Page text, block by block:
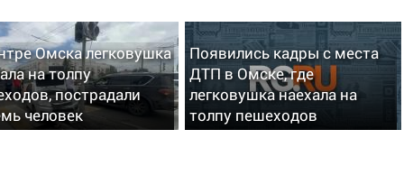
Омска легковушка
на толпу
пострадали
человек
Появились кадры с места
ДТП в Омске, где
легковушка наехала на
толпу пешеходов